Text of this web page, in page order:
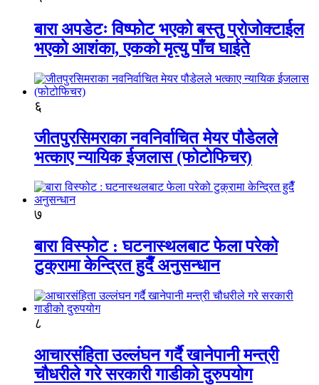
बारा अपडेटः विष्फोट भएको बस्तु प्रोजोक्टाईल
भएको आशंका, एकको मृत्यु पाँच घाईते
६
जीतपुरसिमराका नवनिर्वाचित मेयर पौडेलले
भत्काए न्यायिक ईजलास (फोटोफिचर)
७
बारा विस्फोट : घटनास्थलबाट फेला परेको
टुक्रामा केन्द्रित हुदैँ अनुसन्धान
८
आचारसंहिता उल्लंघन गर्दै खानेपानी मन्त्री
चौधरीले गरे सरकारी गाडीको दुरुपयोग